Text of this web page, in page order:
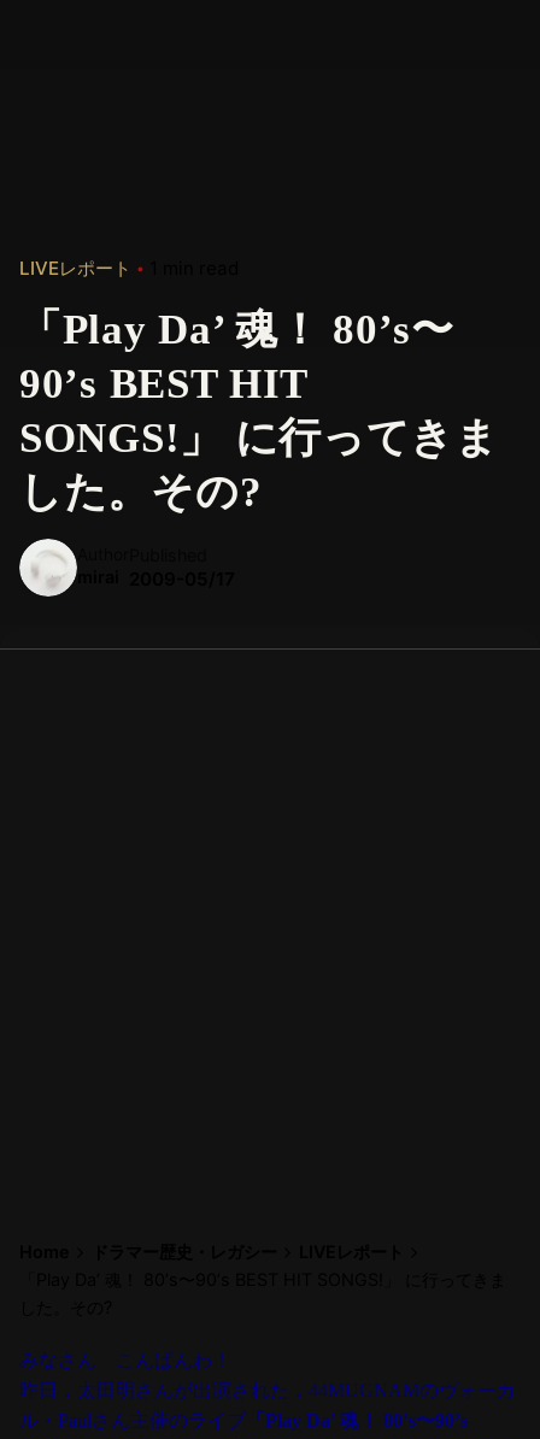
LIVEレポート
「Play Da’ 魂！ 80’s〜
90’s BEST HIT
SONGS!」 に行ってきま
した。その?
みなさん こんばんわ！
昨日，太田明さんが出演された，44MUGNAMのヴォーカ
ル・Paulさん主催のライブ 「Play Da’ 魂！ 80’s〜90’s